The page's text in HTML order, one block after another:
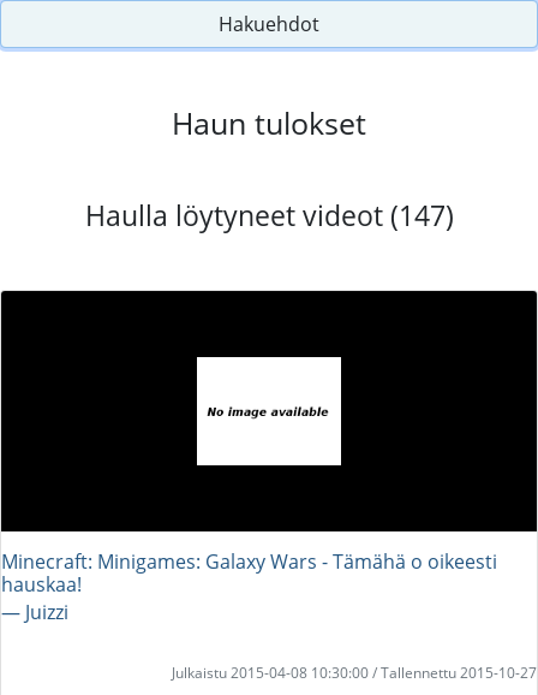
Hakuehdot
Haun tulokset
Haulla löytyneet videot (147)
Minecraft: Minigames: Galaxy Wars - Tämähä o oikeesti
hauskaa!
― Juizzi
Julkaistu 2015-04-08 10:30:00 / Tallennettu 2015-10-27